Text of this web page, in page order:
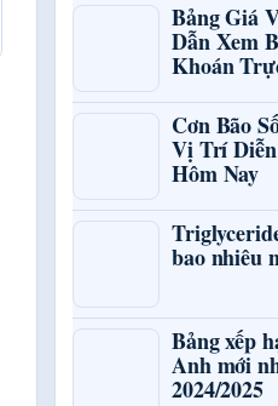
Bảng Giá
Dẫn Xem
Khoán
Cơn Bão
Vị Trí
Hôm Nay
bao nhiêu
Bảng xếp
Anh mới
2024/2025